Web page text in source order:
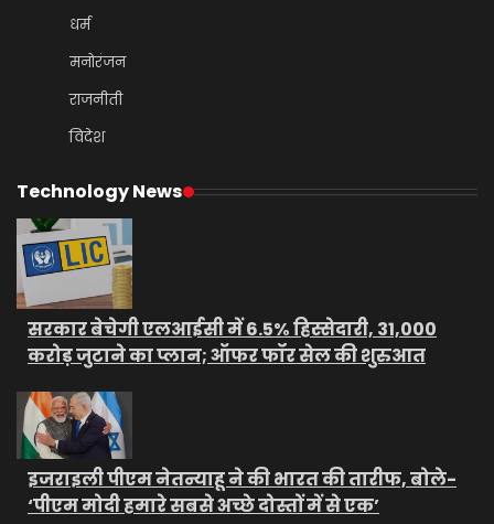
धर्म
मनोरंजन
राजनीती
विदेश
Technology News
सरकार बेचेगी एलआईसी में 6.5% हिस्सेदारी, 31,000
करोड़ जुटाने का प्लान; ऑफर फॉर सेल की शुरुआत
इजराइली पीएम नेतन्याहू ने की भारत की तारीफ, बोले-
‘पीएम मोदी हमारे सबसे अच्छे दोस्तों में से एक’